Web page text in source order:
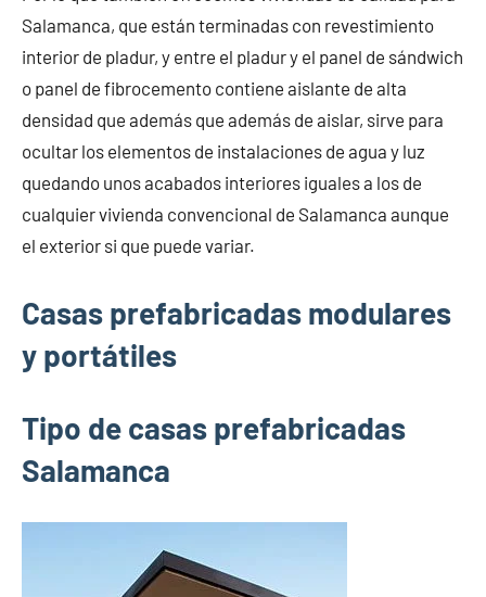
Salamanca, que están terminadas con revestimiento
interior de pladur, y entre el pladur y el panel de sándwich
o panel de fibrocemento contiene aislante de alta
densidad que además que además de aislar, sirve para
ocultar los elementos de instalaciones de agua y luz
quedando unos acabados interiores iguales a los de
cualquier vivienda convencional de Salamanca aunque
el exterior si que puede variar.
Casas prefabricadas modulares
y portátiles
Tipo de casas prefabricadas
Salamanca